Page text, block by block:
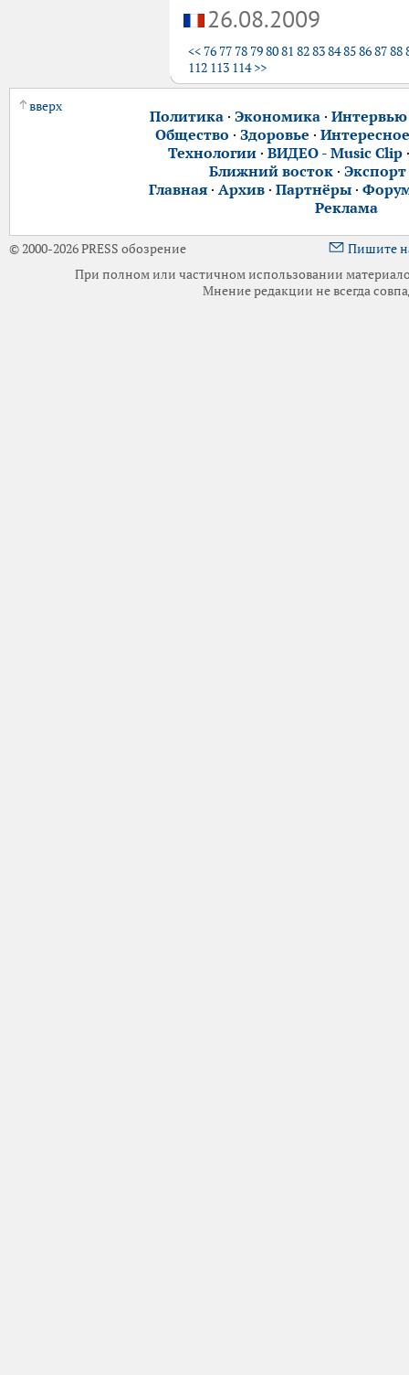
26.08.2009
<< 76 77 78 798081 82838485868788
112 113 114 >>
вверх
Политика· Экономика· Интервью
Общество · Здоровье · Интересное
Технологии· ВИДЕО - Music Clip
Ближний восток ·
Главная· Архив· Партнёры·
Реклама
© 2000-2026 PRESS обозрение
Пишите
При полном или частичном использовании
Мнение редакции не всегда